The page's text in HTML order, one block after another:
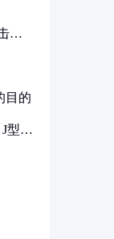
要
目的
型、